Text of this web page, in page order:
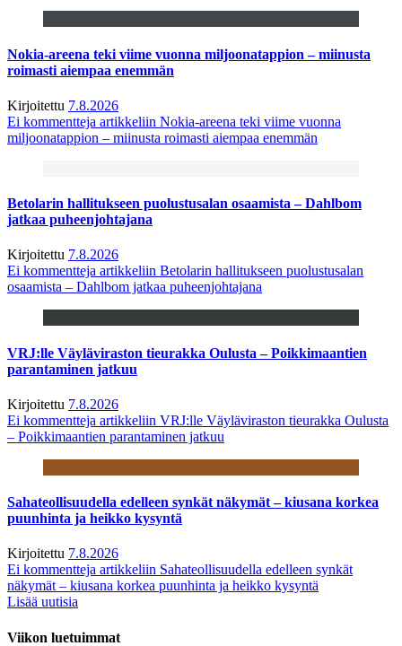
Nokia-areena teki viime vuonna miljoonatappion – miinusta
roimasti aiempaa enemmän
Kirjoitettu 7.8.2026
Ei kommentteja artikkeliin Nokia-areena teki viime vuonna
miljoonatappion – miinusta roimasti aiempaa enemmän
Betolarin hallitukseen puolustusalan osaamista – Dahlbom
jatkaa puheenjohtajana
Kirjoitettu 7.8.2026
Ei kommentteja artikkeliin Betolarin hallitukseen puolustusalan
osaamista – Dahlbom jatkaa puheenjohtajana
VRJ:lle Väyläviraston tieurakka Oulusta – Poikkimaantien
parantaminen jatkuu
Kirjoitettu 7.8.2026
Ei kommentteja artikkeliin VRJ:lle Väyläviraston tieurakka Oulusta
– Poikkimaantien parantaminen jatkuu
Sahateollisuudella edelleen synkät näkymät – kiusana korkea
puunhinta ja heikko kysyntä
Kirjoitettu 7.8.2026
Ei kommentteja artikkeliin Sahateollisuudella edelleen synkät
näkymät – kiusana korkea puunhinta ja heikko kysyntä
Lisää uutisia
Viikon luetuimmat